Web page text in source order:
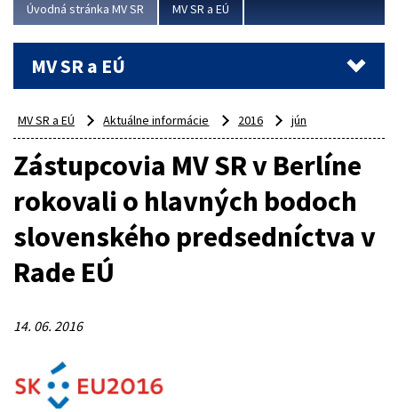
Viac
Úvodná stránka MV SR MV SR a EÚ
MV SR a EÚ
MV SR a EÚ Aktuálne informácie 2016 jún
Zástupcovia MV SR v Berlíne
rokovali o hlavných bodoch
slovenského predsedníctva v
Rade EÚ
14. 06. 2016